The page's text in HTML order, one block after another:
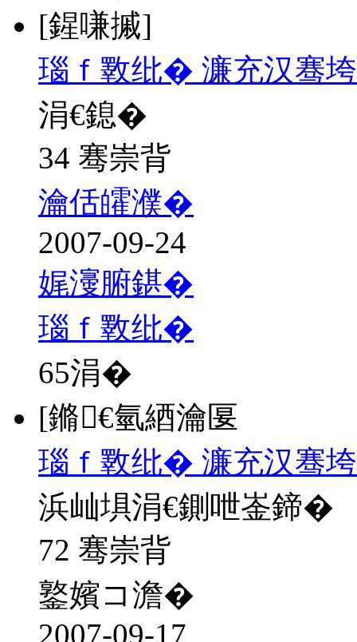
[鍟嗛摵]
瑙ｆ斁纰� 濂充汉骞
涓€鎴�
34 骞崇背
瀹佸皬濮�
2007-09-24
娓濅腑鍖�
瑙ｆ斁纰�
65涓�
[鏅€氫綇瀹匽
瑙ｆ斁纰� 濂充汉骞
浜屾埧涓€鍘呭崟鍗�
72 骞崇背
鐜嬪コ澹�
2007-09-17